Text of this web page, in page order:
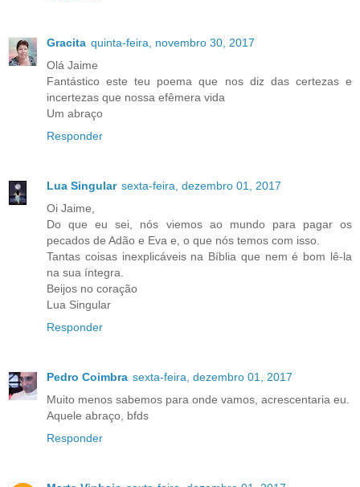
Gracita quinta-feira, novembro 30, 2017
Olá Jaime
Fantástico este teu poema que nos diz das certezas e
incertezas que nossa efêmera vida
Um abraço
Responder
Lua Singular sexta-feira, dezembro 01, 2017
Oi Jaime,
Do que eu sei, nós viemos ao mundo para pagar os
pecados de Adão e Eva e, o que nós temos com isso.
Tantas coisas inexplicáveis na Bíblia que nem é bom lê-la
na sua íntegra.
Beijos no coração
Lua Singular
Responder
Pedro Coimbra sexta-feira, dezembro 01, 2017
Muito menos sabemos para onde vamos, acrescentaria eu.
Aquele abraço, bfds
Responder